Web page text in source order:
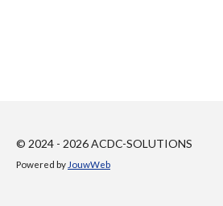
© 2024 - 2026 ACDC-SOLUTIONS
Powered by JouwWeb